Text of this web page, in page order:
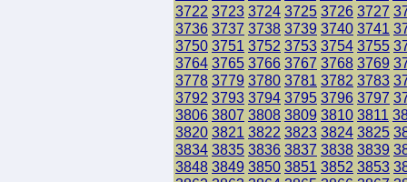
3722 3723 3724 3725 3726 3727
3736 3737 3738 3739 3740 3741
3750 3751 3752 3753 3754 3755
3764 3765 3766 3767 3768 3769
3778 3779 3780 3781 3782 3783
3792 3793 3794 3795 3796 3797
3806 3807 3808 3809 3810 3811
3820 3821 3822 3823 3824 3825
3834 3835 3836 3837 3838 3839
3848 3849 3850 3851 3852 3853